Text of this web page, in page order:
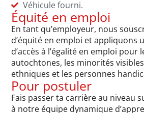
Véhicule fourni.
Équité en emploi
En tant qu’employeur, nous
d’équité en emploi et appliquons
d’accès à l’égalité en emploi pour
autochtones, les minorités
ethniques et les personnes
Pour postuler
Fais passer ta carrière au niveau
à notre équipe dynamique